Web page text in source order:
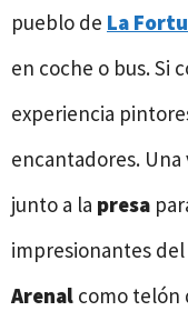
pueblo de La
en coche o bus. Si
experiencia
encantadores.
junto a la presa
impresionantes
Arenal como telón